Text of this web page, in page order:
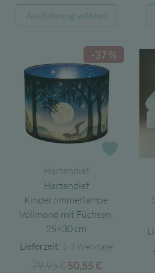
Ausführung wählen
Produkt
mehrere
Optionen
können
auf
-37 %
Hartendief
Hartendief
Kinderzimmerlampe
Vollmond mit Füchsen,
25×30 cm
Lieferzeit: 1-3 Werktage
79,95€ Ursprünglicher
50,55€Aktueller